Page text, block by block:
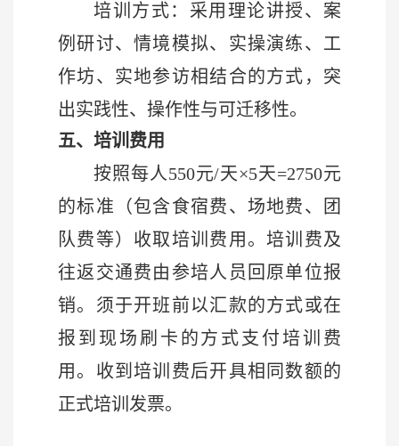
培训方式： 采用理论讲授、案
例研讨、情境模拟、实操演练、工
作坊、实地参访相结合的方式，突
出实践性、操作性与可迁移性。
五、培训费用
按照每人550元/天×5天=2750元
的标准（包含食宿费、场地费、团
队费等）收取培训费用。培训费及
往返交通费由参培人员回原单位报
销。须于开班前以汇款的方式或在
报到现场刷卡的方式支付培训费
用。收到培训费后开具相同数额的
正式培训发票。